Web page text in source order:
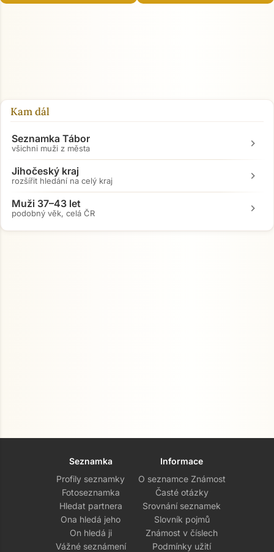
Kam dál
Seznamka Tábor
všichni muži z města chevron_right
Jihočeský kraj
rozšířit hledání na celý kraj chevron_right
Muži 37–43 let
podobný věk, celá ČR chevron_right
Seznamka
Profily seznamky
Fotoseznamka
Hledat partnera
Ona hledá jeho
On hledá ji
Vážné seznámení
Informace
O seznamce Známost
Časté otázky
Srovnání seznamek
Slovník pojmů
Známost v číslech
Podmínky užití